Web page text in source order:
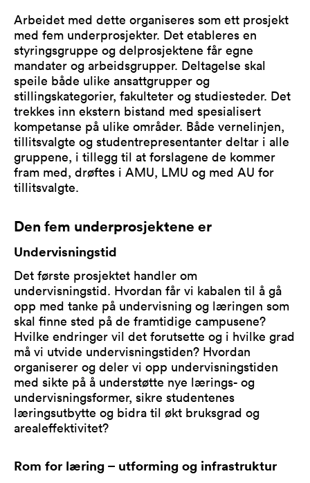
Arbeidet med dette organiseres som ett prosjekt
med fem underprosjekter. Det etableres en
styringsgruppe og delprosjektene får egne
mandater og arbeidsgrupper. Deltagelse skal
speile både ulike ansattgrupper og
stillingskategorier, fakulteter og studiesteder. Det
trekkes inn ekstern bistand med spesialisert
kompetanse på ulike områder. Både vernelinjen,
tillitsvalgte og studentrepresentanter deltar i alle
gruppene, i tillegg til at forslagene de kommer
fram med, drøftes i AMU, LMU og med AU for
tillitsvalgte.
Den fem underprosjektene er
Undervisningstid
Det første prosjektet handler om
undervisningstid. Hvordan får vi kabalen til å gå
opp med tanke på undervisning og læringen som
skal finne sted på de framtidige campusene?
Hvilke endringer vil det forutsette og i hvilke grad
må vi utvide undervisningstiden? Hvordan
organiserer og deler vi opp undervisningstiden
med sikte på å understøtte nye lærings- og
undervisningsformer, sikre studentenes
læringsutbytte og bidra til økt bruksgrad og
arealeffektivitet?
Rom for læring – utforming og infrastruktur